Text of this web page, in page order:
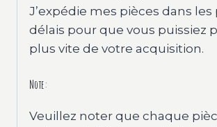
J’expédie mes pièces dans
délais pour que vous puissiez
plus vite de votre acquisition.
Note:
Veuillez noter que chaque